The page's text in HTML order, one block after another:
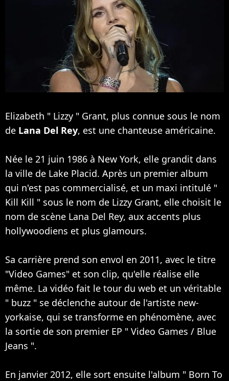
Elizabeth " Lizzy " Grant, plus connue sous le nom
de Lana Del Rey, est une chanteuse américaine.
Née le 21 juin 1986 à New York, elle grandit dans
la ville de Lake Placid. Après un premier album
qui n'est pas commercialisé, et un maxi intitulé "
Kill Kill " sous le nom de Lizzy Grant, elle choisit le
nom de scène Lana Del Rey, aux accents plus
hollywoodiens et plus glamours.
Sa carrière prend son envol en 2011, avec le titre
"Video Games" et son clip, qu'elle réalise elle
même. La vidéo fait le tour du web et un véritable
" buzz " se déclenche autour de l'artiste new-
yorkaise, qui se transforme en phénomène, avec
la sortie de son premier EP " Video Games / Blue
Jeans ".
En janvier 2012, elle sort ensuite l'album " Born To